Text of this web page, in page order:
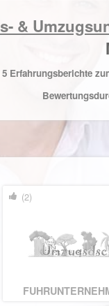
&
Erfahrungsberichte
(2)